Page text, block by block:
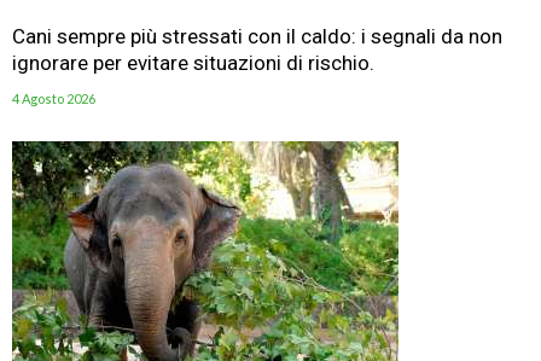
Cani sempre più stressati con il caldo: i segnali da non
ignorare per evitare situazioni di rischio.
4 Agosto 2026